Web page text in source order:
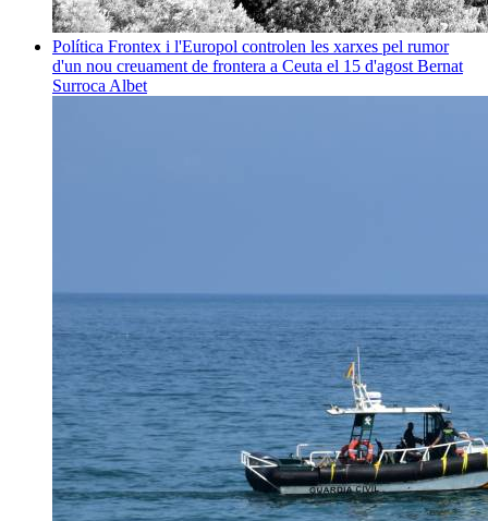
Política Frontex i l'Europol controlen les xarxes pel rumor
d'un nou creuament de frontera a Ceuta el 15 d'agost Bernat
Surroca Albet